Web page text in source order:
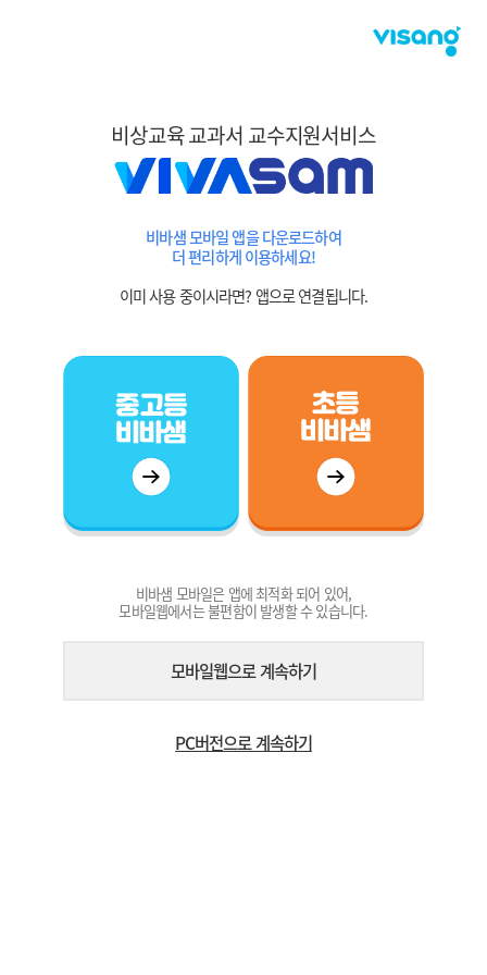
비상교육 교과서 교수지원서비스
비바샘 모바일 앱을 다운로드하여
더 편리하게 이용하세요!
이미 사용 중이시라면? 앱으로 연결됩니다.
비바샘 모바일은 앱에 최적화 되어 있어,
모바일웹에서는 불편함이 발생할 수 있습니다.
모바일웹으로 계속하기
PC버전으로 계속하기